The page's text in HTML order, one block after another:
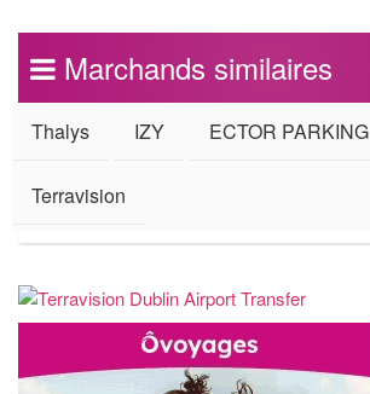
Marchands similaires
Thalys IZY ECTOR PARKING
Terravision